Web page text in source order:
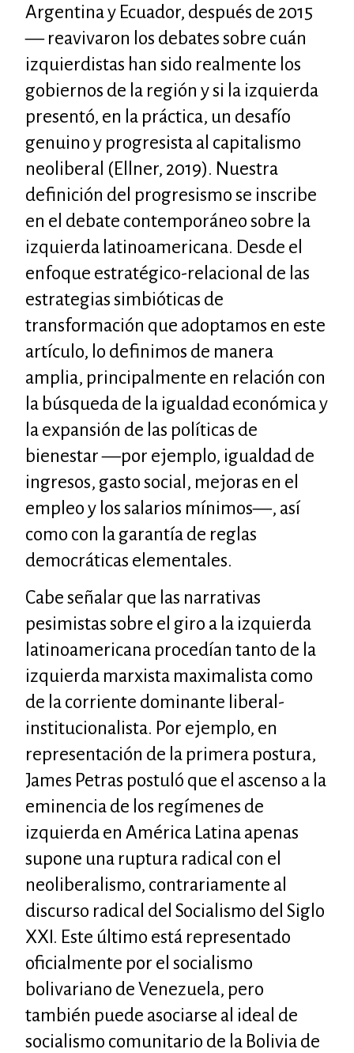
Argentina y Ecuador, después de 2015
— reavivaron los debates sobre cuán
izquierdistas han sido realmente los
gobiernos de la región y si la izquierda
presentó, en la práctica, un desafío
genuino y progresista al capitalismo
neoliberal (Ellner, 2019). Nuestra
definición del progresismo se inscribe
en el debate contemporáneo sobre la
izquierda latinoamericana. Desde el
enfoque estratégico-relacional de las
estrategias simbióticas de
transformación que adoptamos en este
artículo, lo definimos de manera
amplia, principalmente en relación con
la búsqueda de la igualdad económica y
la expansión de las políticas de
bienestar —por ejemplo, igualdad de
ingresos, gasto social, mejoras en el
empleo y los salarios mínimos—, así
como con la garantía de reglas
democráticas elementales.
Cabe señalar que las narrativas
pesimistas sobre el giro a la izquierda
latinoamericana procedían tanto de la
izquierda marxista maximalista como
de la corriente dominante liberal-
institucionalista. Por ejemplo, en
representación de la primera postura,
James Petras postuló que el ascenso a la
eminencia de los regímenes de
izquierda en América Latina apenas
supone una ruptura radical con el
neoliberalismo, contrariamente al
discurso radical del Socialismo del Siglo
XXI. Este último está representado
oficialmente por el socialismo
bolivariano de Venezuela, pero
también puede asociarse al ideal de
socialismo comunitario de la Bolivia de